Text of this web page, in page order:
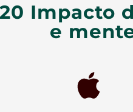
Impacto
e